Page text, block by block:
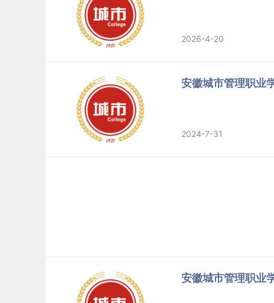
2026-4-20
安徽城市管理职业
2024-7-31
安徽城市管理职业